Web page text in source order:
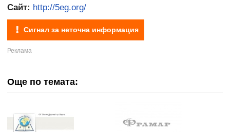
Сайт: http://5eg.org/
Сигнал за неточна информация
Още по темата: